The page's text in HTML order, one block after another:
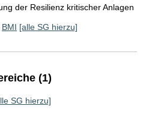
der Resilienz kritischer Anlagen
BMI [alle SG hierzu]
(1)
SG hierzu]